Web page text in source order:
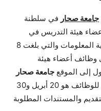
جامعة صحار في سلطنة
هيئة التدريس في
كليات التربية والآداب والحاسبات وتقنية المعلومات والتي بلغت 8
أعضاء هيئة
إلى الموقع جامعة صحار
ومن خلال الانترنت علماً بأن آخر موعد للوظائف هو 20 أبريل و30
والمستندات المطلوبة